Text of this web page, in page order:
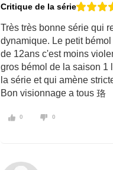
Critique de la série
Très très bonne série qui
dynamique. Le petit
de 12ans c'est moins
gros bémol de la saison 1
la série et qui amène
Bon visionnage a tous 珞
0 0